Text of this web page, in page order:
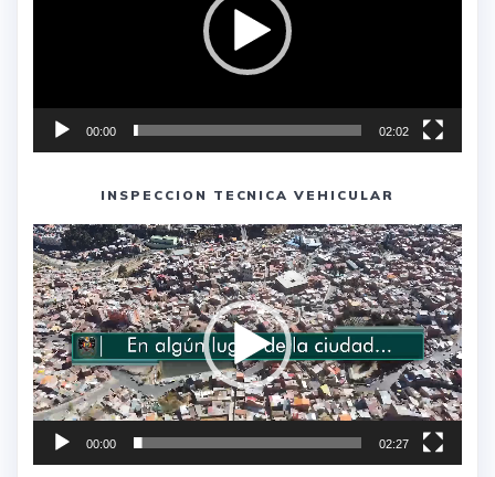
00:00 02:02
INSPECCION TECNICA VEHICULAR
Reproductor
de
vídeo
00:00 02:27